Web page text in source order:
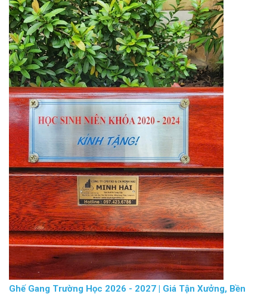
Ghế Gang Trường Học 2026 - 2027 | Giá Tận Xưởng, Bền